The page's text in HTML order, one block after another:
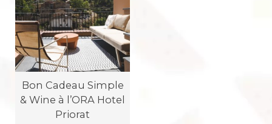
Bon Cadeau Simple
& Wine à l’ORA Hotel
Priorat